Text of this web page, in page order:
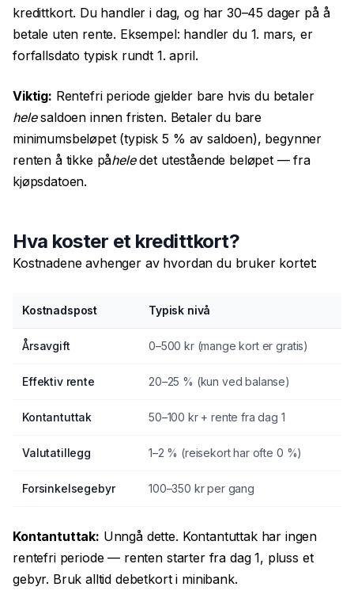
kredittkort. Du handler i dag, og har 30–45 dager på å
betale uten rente. Eksempel: handler du 1. mars, er
forfallsdato typisk rundt 1. april.
Viktig: Rentefri periode gjelder bare hvis du betaler
helesaldoen innen fristen. Betaler du bare
minimumsbeløpet (typisk 5 % av saldoen), begynner
renten å tikke påheledet utestående beløpet — fra
kjøpsdatoen.
Hva koster et kredittkort?
Kostnadene avhenger av hvordan du bruker kortet:
Kostnadspost Typisk nivå
Årsavgift 0–500 kr (mange kort er gratis)
Effektiv rente 20–25 % (kun ved balanse)
Kontantuttak 50–100 kr + rente fra dag 1
Valutatillegg 1–2 % (reisekort har ofte 0 %)
Forsinkelsegebyr 100–350 kr per gang
Kontantuttak: Unngå dette. Kontantuttak har ingen
rentefri periode — renten starter fra dag 1, pluss et
gebyr. Bruk alltid debetkort i minibank.